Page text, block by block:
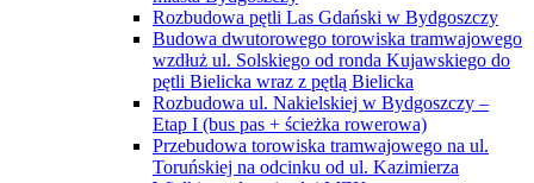
Rozbudowa pętli Las Gdański w Bydgoszczy
Budowa dwutorowego torowiska tramwajowego
wzdłuż ul. Solskiego od ronda Kujawskiego do
pętli Bielicka wraz z pętlą Bielicka
Rozbudowa ul. Nakielskiej w Bydgoszczy –
Etap I (bus pas + ścieżka rowerowa)
Przebudowa torowiska tramwajowego na ul.
Toruńskiej na odcinku od ul. Kazimierza